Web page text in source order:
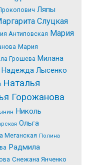
Ляпы
Слуцкая
Антиповская Мария
Мария
Грошева Милана
Надежда Лысенко
Наталья
Горожанова
Николь
Ольга
Меганская Полина
Радмила
Снежана Янченко